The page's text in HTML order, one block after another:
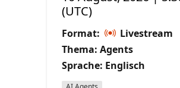
(UTC)
Format:
Livestream
Thema: Agents
Sprache: Englisch